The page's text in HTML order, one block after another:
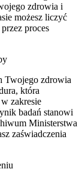
zdrowia i
możesz liczyć
proces
Twojego zdrowia
która
zakresie
badań stanowi
Ministerstwa
zaświadczenia